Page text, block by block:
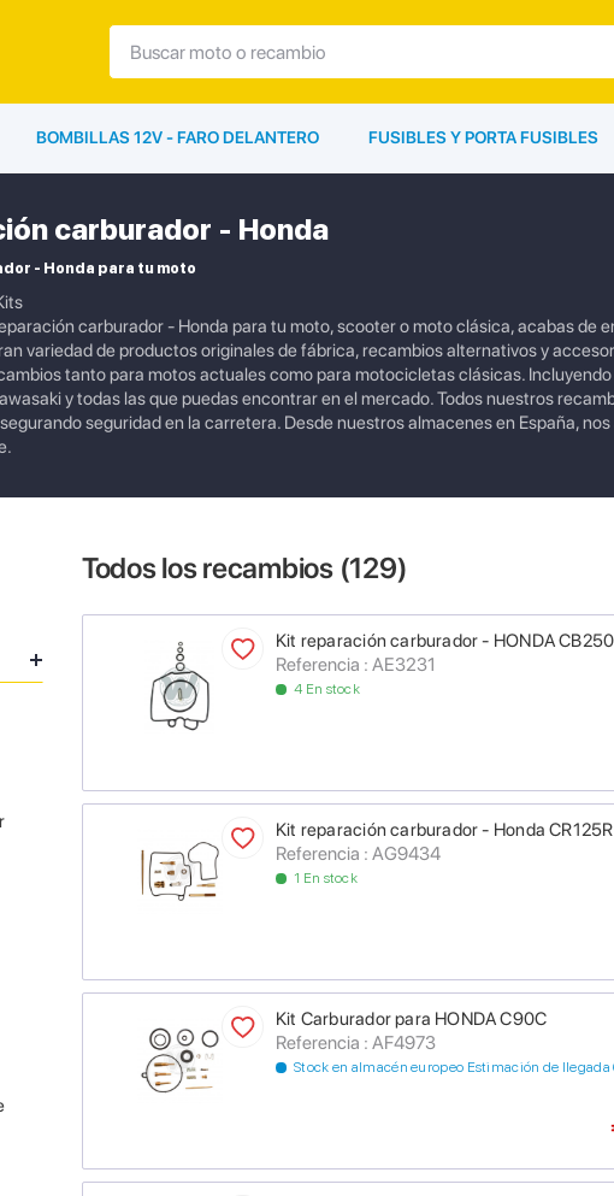
BOMBILLAS 12V - FARO DELANTERO FUSIBLES Y PORTA FUSIBLES
carburador - Honda
- Honda para tu moto
carburador - Honda para tu moto, scooter o moto clásica, acabas de
variedad de productos originales de fábrica, recambios alternativos y
tanto para motos actuales como para motocicletas clásicas.
y todas las que puedas encontrar en el mercado. Todos nuestros
seguridad en la carretera. Desde nuestros almacenes en España,
Todos los recambios (129)
Kit reparación carburador - HONDA
Referencia : AE3231
4 En stock
Kit reparación carburador - Honda
Referencia : AG9434
1 En stock
Kit Carburador para HONDA C90C
Referencia : AF4973
Stock en almacén europeo Estimación de